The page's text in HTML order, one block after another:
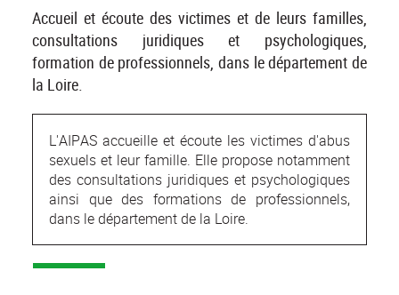
Accueil et écoute des victimes et de leurs familles,
consultations juridiques et psychologiques,
formation de professionnels, dans le département de
la Loire.
L'AIPAS accueille et écoute les victimes d'abus
sexuels et leur famille. Elle propose notamment
des consultations juridiques et psychologiques
ainsi que des formations de professionnels,
dans le département de la Loire.